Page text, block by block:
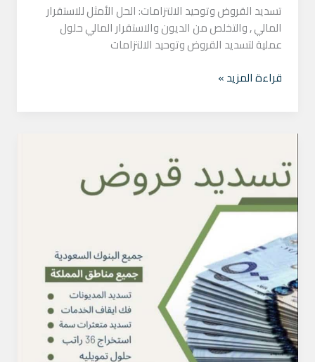
تسديد القروض وتوحيد الالتزامات: الحل الأمثل للاستقرار
المالي , والتخلص من الديون والاستقرار المالي حلول
عملية لتسديد القروض وتوحيد الالتزامات
قراءة المزيد »
قروض
حلول
للمتعثرين